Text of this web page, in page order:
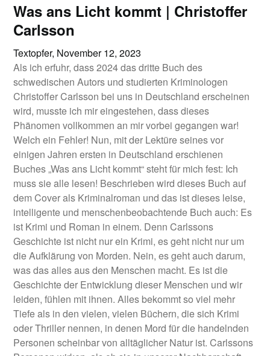
Was ans Licht kommt | Christoffer
Carlsson
Textopfer, November 12, 2023
Als ich erfuhr, dass 2024 das dritte Buch des
schwedischen Autors und studierten Kriminologen
Christoffer Carlsson bei uns in Deutschland erscheinen
wird, musste ich mir eingestehen, dass dieses
Phänomen vollkommen an mir vorbei gegangen war!
Welch ein Fehler! Nun, mit der Lektüre seines vor
einigen Jahren ersten in Deutschland erschienen
Buches „Was ans Licht kommt“ steht für mich fest: Ich
muss sie alle lesen! Beschrieben wird dieses Buch auf
dem Cover als Kriminalroman und das ist dieses leise,
intelligente und menschenbeobachtende Buch auch: Es
ist Krimi und Roman in einem. Denn Carlssons
Geschichte ist nicht nur ein Krimi, es geht nicht nur um
die Aufklärung von Morden. Nein, es geht auch darum,
was das alles aus den Menschen macht. Es ist die
Geschichte der Entwicklung dieser Menschen und wir
leiden, fühlen mit ihnen. Alles bekommt so viel mehr
Tiefe als in den vielen, vielen Büchern, die sich Krimi
oder Thriller nennen, in denen Mord für die handelnden
Personen scheinbar von alltäglicher Natur ist. Carlssons